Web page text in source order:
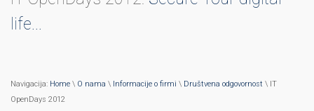
life...
Navigacija: Home \ O nama \ Informacije o firmi \ Društvena odgovornost \ IT
OpenDays 2012